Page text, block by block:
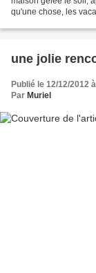
qu'une chose, les
une jolie
Publié le 12/12/2012
Par Muriel